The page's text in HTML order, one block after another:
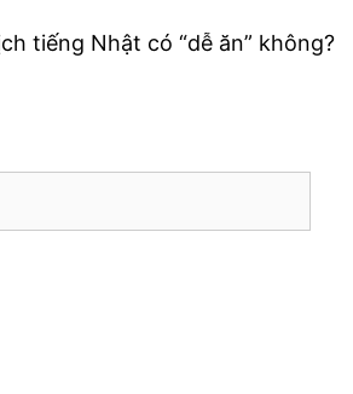
tiếng Nhật có “dễ ăn” không?